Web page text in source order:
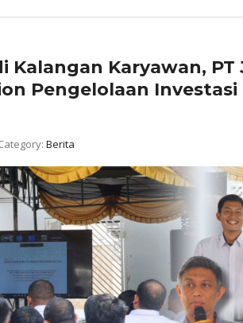
Kalangan Karyawan, PT
Pengelolaan
Berita